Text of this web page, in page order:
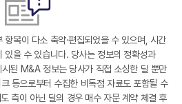
항목이 다소 축약·편집되었을 수 있으며, 시간
있을 수 있습니다. 당사는 정보의 정확성과
된 M&A 정보는 당사가 직접 소싱한 딜 뿐만
등으로부터 수집한 비독점 자료도 포함될 수
측이 아닌 딜의 경우 매수 자문 계약 체결 후